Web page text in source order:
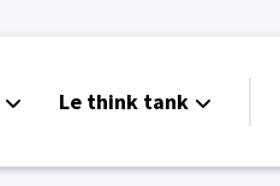
Le think tank